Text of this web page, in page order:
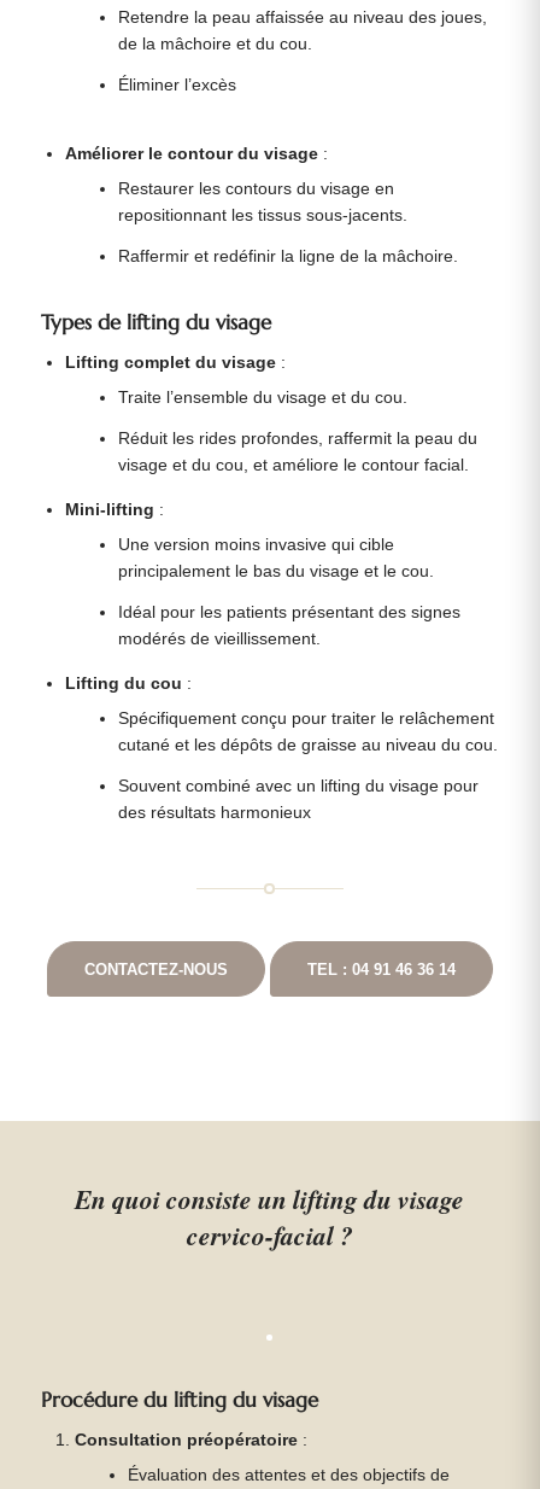
Retendre la peau affaissée au niveau des joues,
de la mâchoire et du cou.
Éliminer l’excès
Améliorer le contour du visage :
Restaurer les contours du visage en
repositionnant les tissus sous-jacents.
Raffermir et redéfinir la ligne de la mâchoire.
Types de lifting du visage
Lifting complet du visage :
Traite l’ensemble du visage et du cou.
Réduit les rides profondes, raffermit la peau du
visage et du cou, et améliore le contour facial.
Mini-lifting :
Une version moins invasive qui cible
principalement le bas du visage et le cou.
Idéal pour les patients présentant des signes
modérés de vieillissement.
Lifting du cou :
Spécifiquement conçu pour traiter le relâchement
cutané et les dépôts de graisse au niveau du cou.
Souvent combiné avec un lifting du visage pour
des résultats harmonieux
CONTACTEZ-NOUS TEL : 04 91 46 36 14
En quoi consiste un lifting du visage
cervico-facial ?
Procédure du lifting du visage
Consultation préopératoire :
Évaluation des attentes et des objectifs de